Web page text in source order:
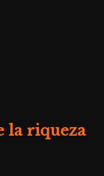
la riqueza